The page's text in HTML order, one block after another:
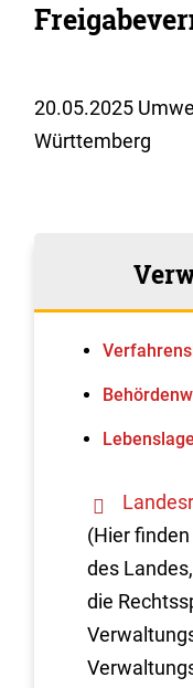
20.05.2025
Württemberg
(Hier
des
die